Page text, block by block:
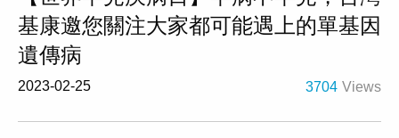
基康邀您關注大家都可能遇上的單基因
遺傳病
2023-02-25 3704 Views